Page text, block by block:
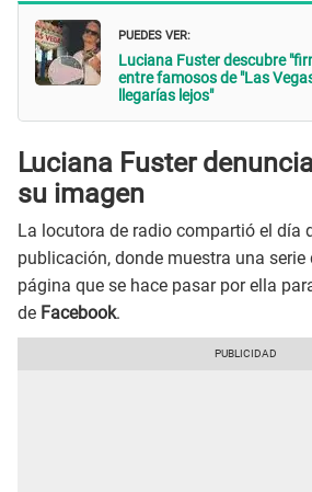
PUEDES VER:
Luciana Fuster descubre
entre famosos de "Las
llegarías lejos"
Luciana Fuster
su imagen
La locutora de radio compartió el día
publicación, donde muestra una serie
página que se hace pasar por ella
de Facebook.